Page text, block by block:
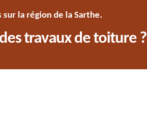
la région de la Sarthe.
travaux de toiture ?